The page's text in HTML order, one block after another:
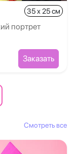
35 x 25 см
портрет
Заказать
Смотреть все